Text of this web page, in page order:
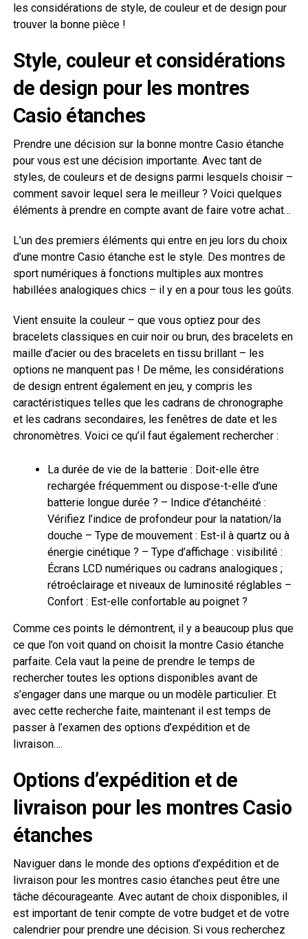
les considérations de style, de couleur et de design pour
trouver la bonne pièce !
Style, couleur et considérations
de design pour les montres
Casio étanches
Prendre une décision sur la bonne montre Casio étanche
pour vous est une décision importante. Avec tant de
styles, de couleurs et de designs parmi lesquels choisir –
comment savoir lequel sera le meilleur ? Voici quelques
éléments à prendre en compte avant de faire votre achat…
L’un des premiers éléments qui entre en jeu lors du choix
d’une montre Casio étanche est le style. Des montres de
sport numériques à fonctions multiples aux montres
habillées analogiques chics – il y en a pour tous les goûts.
Vient ensuite la couleur – que vous optiez pour des
bracelets classiques en cuir noir ou brun, des bracelets en
maille d’acier ou des bracelets en tissu brillant – les
options ne manquent pas ! De même, les considérations
de design entrent également en jeu, y compris les
caractéristiques telles que les cadrans de chronographe
et les cadrans secondaires, les fenêtres de date et les
chronomètres. Voici ce qu’il faut également rechercher :
La durée de vie de la batterie : Doit-elle être
rechargée fréquemment ou dispose-t-elle d’une
batterie longue durée ? – Indice d’étanchéité :
Vérifiez l’indice de profondeur pour la natation/la
douche – Type de mouvement : Est-il à quartz ou à
énergie cinétique ? – Type d’affichage : visibilité :
Écrans LCD numériques ou cadrans analogiques ;
rétroéclairage et niveaux de luminosité réglables –
Confort : Est-elle confortable au poignet ?
Comme ces points le démontrent, il y a beaucoup plus que
ce que l’on voit quand on choisit la montre Casio étanche
parfaite. Cela vaut la peine de prendre le temps de
rechercher toutes les options disponibles avant de
s’engager dans une marque ou un modèle particulier. Et
avec cette recherche faite, maintenant il est temps de
passer à l’examen des options d’expédition et de
livraison….
Options d’expédition et de
livraison pour les montres Casio
étanches
Naviguer dans le monde des options d’expédition et de
livraison pour les montres casio étanches peut être une
tâche décourageante. Avec autant de choix disponibles, il
est important de tenir compte de votre budget et de votre
calendrier pour prendre une décision. Si vous recherchez